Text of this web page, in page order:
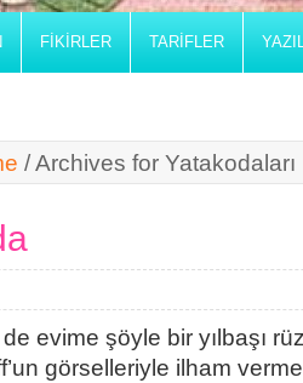
FIKIRLER TARIFLER
/Archives for Yatakodaları
de evime şöyle bir yılbaşı
görselleriyle ilham